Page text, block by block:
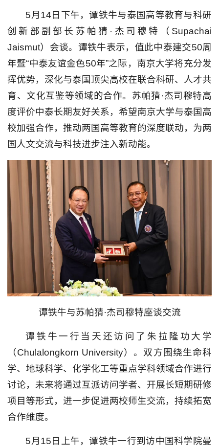
5月14日下午，谭铁牛与泰国高等教育与科研
创新部副部长苏帕猜·杰司穆特（Supachai
Jaismut）会谈。谭铁牛表示，值此中泰建交50周
年暨“中泰友谊金色50年”之际，南京大学将充分发
挥优势，深化与泰国顶尖高校在联合科研、人才共
育、文化互鉴等领域的合作。苏帕猜·杰司穆特高
度评价中泰长期友好关系，希望南京大学与泰国高
校加强合作，推动两国高等教育的深度联动，为两
国人文交流与科技进步注入新动能。
谭铁牛与苏帕猜·杰司穆特座谈交流
谭铁牛一行当天还访问了朱拉隆功大学
（Chulalongkorn University）。双方围绕生命科
学、地球科学、化学化工等重点学科领域合作进行
讨论，未来将通过互派访问学者、开展长短期研修
项目等形式，进一步促进两校师生交流，持续拓宽
合作维度。
5月15日上午，谭铁牛一行到访中国科学院曼